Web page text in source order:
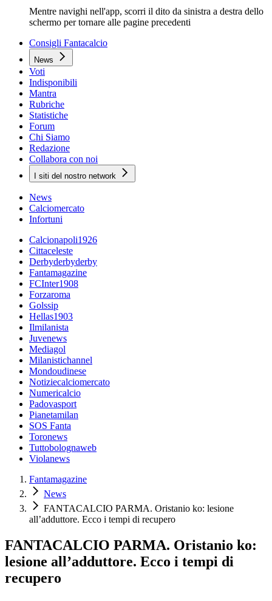
Mentre navighi nell'app, scorri il dito da sinistra a destra dello
schermo per tornare alle pagine precedenti
Consigli Fantacalcio
News
Voti
Indisponibili
Mantra
Rubriche
Statistiche
Forum
Chi Siamo
Redazione
Collabora con noi
I siti del nostro network
News
Calciomercato
Infortuni
Calcionapoli1926
Cittaceleste
Derbyderbyderby
Fantamagazine
FCInter1908
Forzaroma
Golssip
Hellas1903
Ilmilanista
Juvenews
Mediagol
Milanistichannel
Mondoudinese
Notiziecalciomercato
Numericalcio
Padovasport
Pianetamilan
SOS Fanta
Toronews
Tuttobolognaweb
Violanews
Fantamagazine
News
FANTACALCIO PARMA. Oristanio ko: lesione
all’adduttore. Ecco i tempi di recupero
FANTACALCIO PARMA. Oristanio ko:
lesione all’adduttore. Ecco i tempi di
recupero